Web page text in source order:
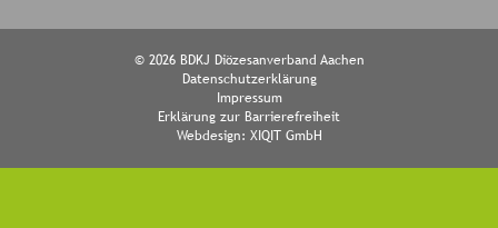
© 2026 BDKJ Diözesanverband Aachen
Datenschutzerklärung
Impressum
Erklärung zur Barrierefreiheit
Webdesign: XIQIT GmbH